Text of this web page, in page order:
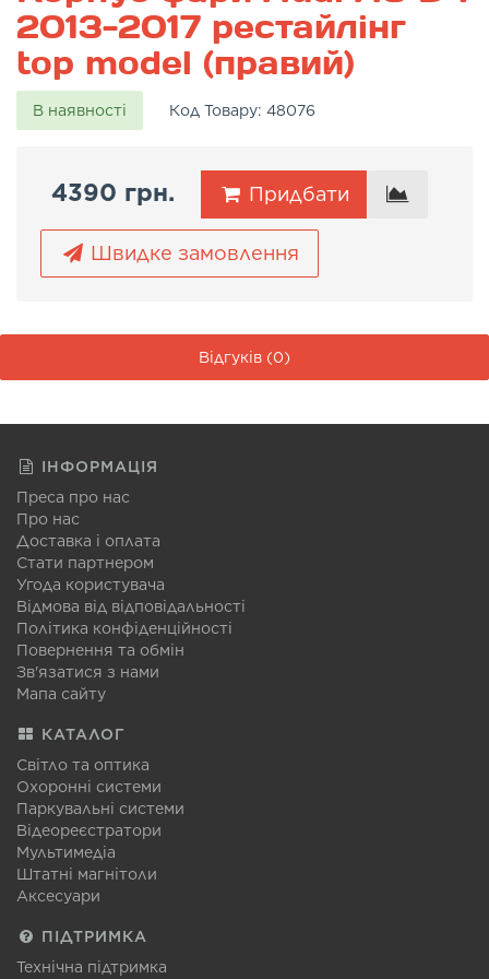
2013-2017 рестайлінг
top model (правий)
В наявності Код Товару: 48076
4390 грн. Придбати
Швидке замовлення
Відгуків (0)
ІНФОРМАЦІЯ
Преса про нас
Про нас
Доставка і оплата
Стати партнером
Угода користувача
Відмова від відповідальності
Політика конфіденційності
Повернення та обмін
Зв'язатися з нами
Мапа сайту
КАТАЛОГ
Світло та оптика
Охоронні системи
Паркувальні системи
Відеореєстратори
Мультимедіа
Штатні магнітоли
Аксесуари
ПІДТРИМКА
Технічна підтримка